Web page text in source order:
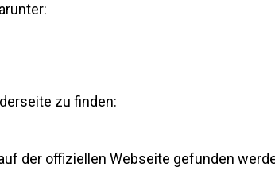
zu finden:
der offiziellen Webseite gefunden